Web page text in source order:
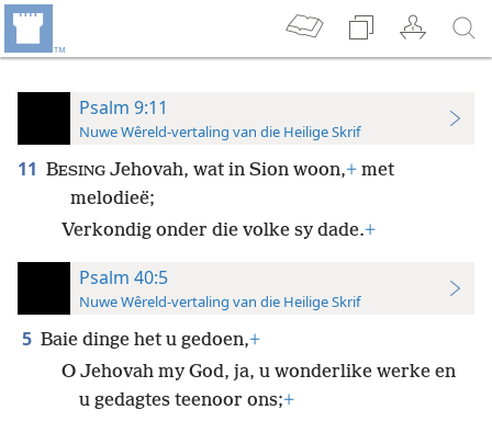
Psalm 9:11
Nuwe Wêreld-vertaling van die Heilige Skrif
11 BESING Jehovah, wat in Sion woon,+ met
melodieë;
Verkondig onder die volke sy dade.+
Psalm 40:5
Nuwe Wêreld-vertaling van die Heilige Skrif
5 Baie dinge het u gedoen,+
O Jehovah my God, ja, u wonderlike werke en
u gedagtes teenoor ons;+